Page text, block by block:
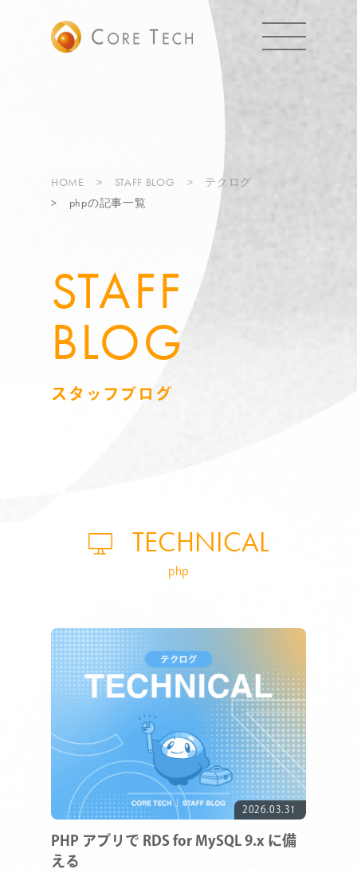
HOME STAFF BLOG
テクログ
phpの記事一覧
STAFF
BLOG
スタッフブログ
TECHNICAL
php
2026.03.31
PHP アプリで RDS for MySQL 9.x に備
える